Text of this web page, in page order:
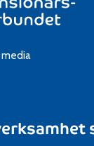
media